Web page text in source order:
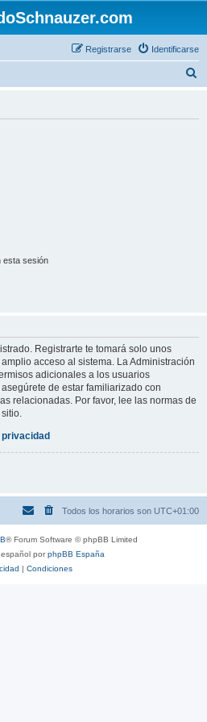
Identificarse
Registrarse
esta sesión
Registrarte te tomará solo unos
acceso al sistema. La Administración
adicionales a los usuarios
de estar familiarizado con
relacionadas. Por favor, lee las normas de
Todos los horarios son UTC+01:00
® Forum Software © phpBB Limited
porphpBB España
| Condiciones